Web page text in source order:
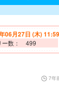
06月27日 (木) 11:59
ー数： 499
7年